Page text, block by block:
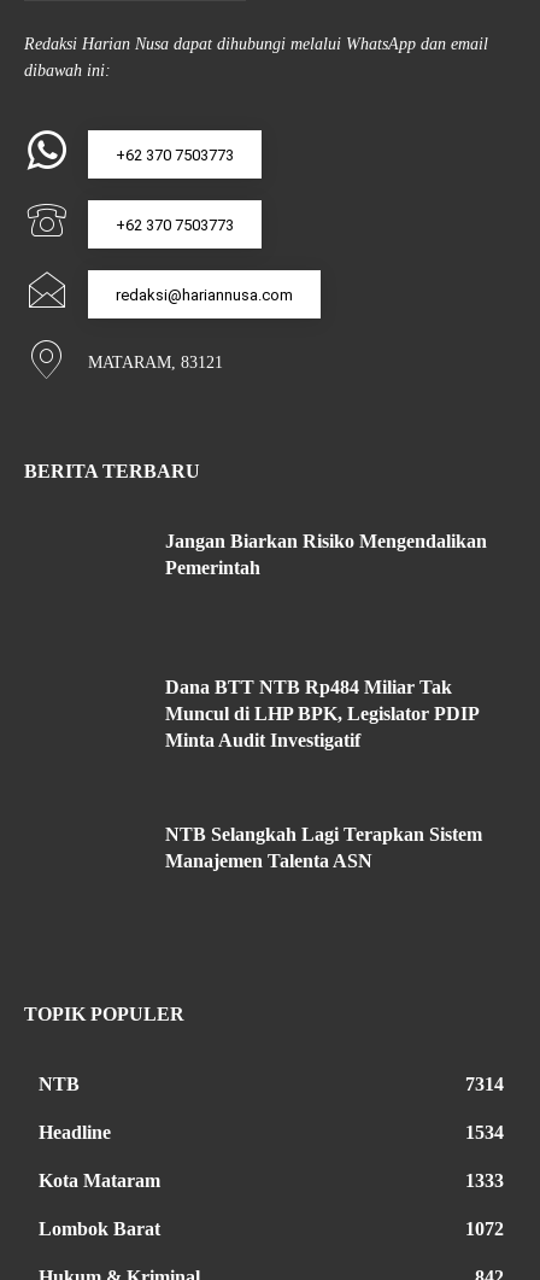
Redaksi Harian Nusa dapat dihubungi melalui WhatsApp dan email
dibawah ini:
+62 370 7503773
+62 370 7503773
redaksi@hariannusa.com
MATARAM, 83121
BERITA TERBARU
Jangan Biarkan Risiko Mengendalikan
Pemerintah
Dana BTT NTB Rp484 Miliar Tak
Muncul di LHP BPK, Legislator PDIP
Minta Audit Investigatif
NTB Selangkah Lagi Terapkan Sistem
Manajemen Talenta ASN
TOPIK POPULER
NTB 7314
Headline 1534
Kota Mataram 1333
Lombok Barat 1072